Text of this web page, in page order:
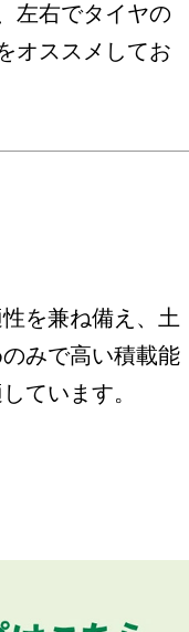
左右でタイヤの
オススメしてお
を兼ね備え、土
みで高い積載能
ています。